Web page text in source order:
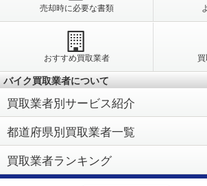
売却時に必要な書類
おすすめ買取業者
バイク買取業者について
買取業者別サービス紹介
都道府県別買取業者一覧
買取業者ランキング